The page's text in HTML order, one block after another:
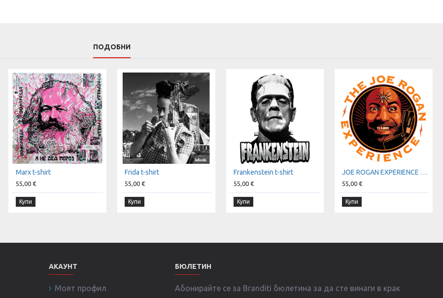
ПОДОБНИ
Marx t-shirt
55,00 €
Купи
Frida t-shirt
55,00 €
Купи
Frankenstein t-shirt
55,00 €
Купи
JOE ROGAN EXPERIENCE t-shirt
55,00 €
Купи
АКАУНТ
Моят профил
БЮЛЕТИН
Абонирайте се за Branditi бюлетина за да сте винаги в крак